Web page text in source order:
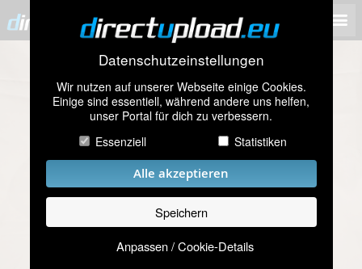
Datenschutzeinstellungen
Wir nutzen auf unserer Webseite einige Cookies.
Einige sind essentiell, während andere uns helfen,
unser Portal für dich zu verbessern.
Essenziell
Statistiken
Alle akzeptieren
Speichern
Anpassen / Cookie-Details